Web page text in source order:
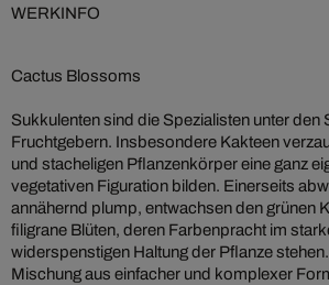
WERKINFO
Cactus Blossoms
Sukkulenten sind die Spezialisten unter den
Fruchtgebern. Insbesondere Kakteen
und stacheligen Pflanzenkörper eine ganz
vegetativen Figuration bilden. Einerseits
annähernd plump, entwachsen den grünen
filigrane Blüten, deren Farbenpracht im
widerspenstigen Haltung der Pflanze
Mischung aus einfacher und komplexer